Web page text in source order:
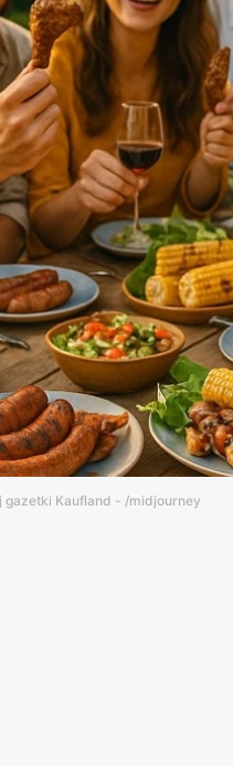
gazetki Kaufland - /midjourney